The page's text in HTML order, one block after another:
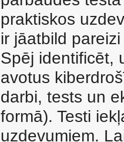
praktiskos
ir jāatbild
Spēj identificēt,
avotus
darbi, tests un
formā). Testi
uzdevumiem.